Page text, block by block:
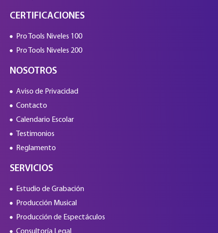
CERTIFICACIONES
Pro Tools Niveles 100
Pro Tools Niveles 200
NOSOTROS
Aviso de Privacidad
Contacto
Calendario Escolar
Testimonios
Reglamento
SERVICIOS
Estudio de Grabación
Producción Musical
Producción de Espectáculos
Consultoría Legal